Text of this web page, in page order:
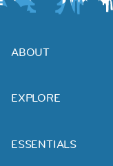
ABOUT
EXPLORE
ESSENTIALS